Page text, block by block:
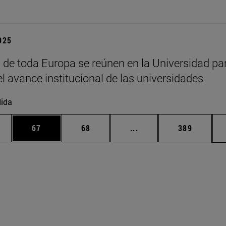
de toda Europa se reúnen en la Universidad
avance institucional de las universidades
Use TAB para desplazarse.
Página
67 Página
68 ... Páginas intermedias
Página
389